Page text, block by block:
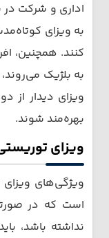
اداری و شرکت در
کنند. همچنین،
به بلژیک
ویزای دیدار از
بهره‌مند شوند.
ویزای
ویژگی‌های
است که در
نداشته باشد،